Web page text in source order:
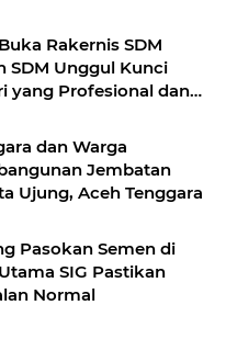
Rakernis SDM
SDM Unggul Kunci
yang Profesional dan
dan Warga
Jembatan
Ujung, Aceh Tenggara
Pasokan Semen di
SIG Pastikan
Normal